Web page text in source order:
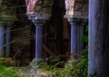
Tartalomhoz